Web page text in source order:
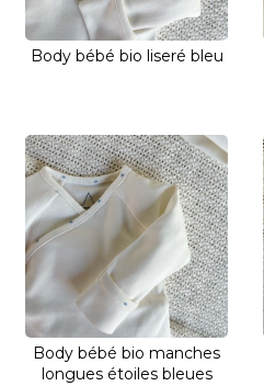
Body bébé bio liseré bleu
Body bébé bio manches
longues étoiles bleues